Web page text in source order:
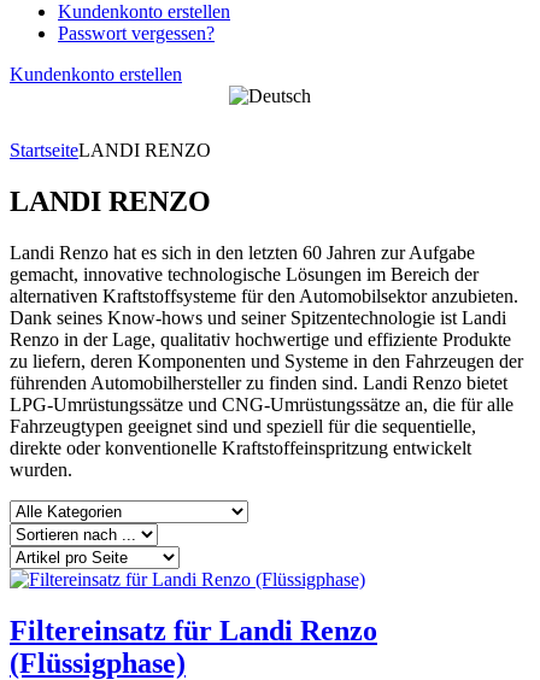
Kundenkonto erstellen
Passwort vergessen?
Kundenkonto erstellen
StartseiteLANDI RENZO
LANDI RENZO
Landi Renzo hat es sich in den letzten 60 Jahren zur Aufgabe
gemacht, innovative technologische Lösungen im Bereich der
alternativen Kraftstoffsysteme für den Automobilsektor anzubieten.
Dank seines Know-hows und seiner Spitzentechnologie ist Landi
Renzo in der Lage, qualitativ hochwertige und effiziente Produkte
zu liefern, deren Komponenten und Systeme in den Fahrzeugen der
führenden Automobilhersteller zu finden sind. Landi Renzo bietet
LPG-Umrüstungssätze und CNG-Umrüstungssätze an, die für alle
Fahrzeugtypen geeignet sind und speziell für die sequentielle,
direkte oder konventionelle Kraftstoffeinspritzung entwickelt
wurden.
Filtereinsatz für Landi Renzo
(Flüssigphase)